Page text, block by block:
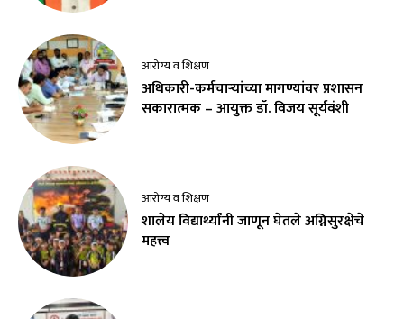
आरोग्य व शिक्षण
अधिकारी-कर्मचाऱ्यांच्या मागण्यांवर प्रशासन
सकारात्मक – आयुक्त डॉ. विजय सूर्यवंशी
आरोग्य व शिक्षण
शालेय विद्यार्थ्यांनी जाणून घेतले अग्निसुरक्षेचे
महत्त्व